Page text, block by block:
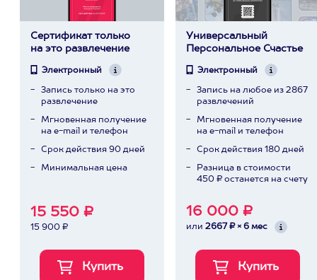
Сертификат только
на это развлечение
Электронный
Запись только на это
развлечение
Мгновенная получение
на e-mail и телефон
Срок действия 90 дней
Минимальная цена
15 550 ₽
15 900 ₽
Универсальный
Персональное Счастье
Электронный
Запись на любое из 2867
развлечений
Мгновенная получение
на e-mail и телефон
Срок действия 180 дней
Разница в стоимости
450 ₽ останется на счету
16 000 ₽
или 2667 ₽ × 6 мес